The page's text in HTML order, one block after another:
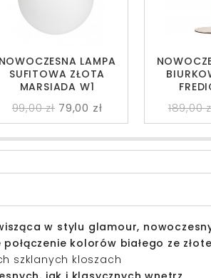
NOWOCZESNA LAMPA
SUFITOWA ZŁOTA
MARSIADA W1
99,00 zł 79,00 zł 189,00
w stylu glamour,
kolorów białego ze
szklanych kloszach